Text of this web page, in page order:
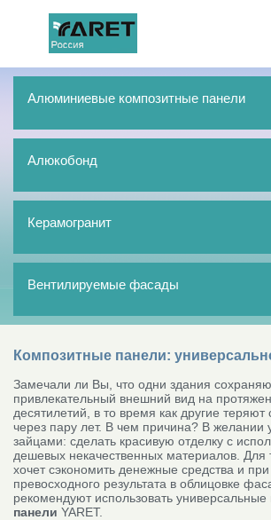
Алюминиевые композитные панели
Алюкобонд
Керамогранит
Вентилируемые фасады
Композитные панели:
Замечали ли Вы, что одни здания
привлекательный внешний вид на
десятилетий, в то время как другие теряют
через пару лет. В чем причина? В желании
зайцами: сделать красивую отделку с
дешевых некачественных материалов. Для
хочет сэкономить денежные средства и
превосходного результата в облицовке
рекомендуют использовать универсальные
панели YARET.